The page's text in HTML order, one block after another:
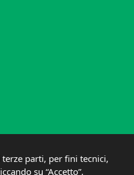
parti, per fini tecnici,
su “Accetto”,